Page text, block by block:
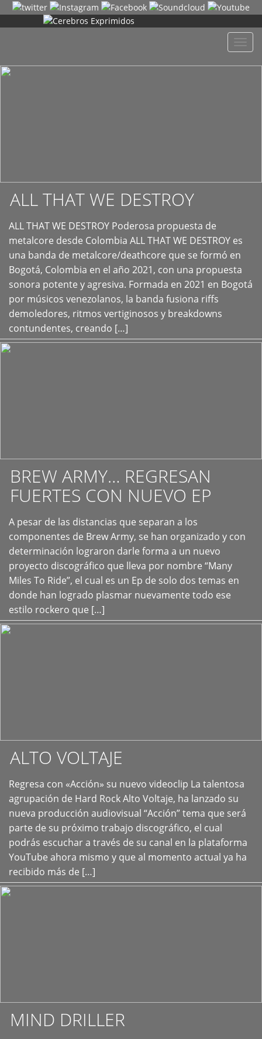
ALL THAT WE DESTROY
ALL THAT WE DESTROY Poderosa propuesta de
metalcore desde Colombia ALL THAT WE DESTROY es
una banda de metalcore/deathcore que se formó en
Bogotá, Colombia en el año 2021, con una propuesta
sonora potente y agresiva. Formada en 2021 en Bogotá
por músicos venezolanos, la banda fusiona riffs
demoledores, ritmos vertiginosos y breakdowns
contundentes, creando […]
+
BREW ARMY… REGRESAN
FUERTES CON NUEVO EP
A pesar de las distancias que separan a los
componentes de Brew Army, se han organizado y con
determinación lograron darle forma a un nuevo
proyecto discográfico que lleva por nombre “Many
Miles To Ride”, el cual es un Ep de solo dos temas en
donde han logrado plasmar nuevamente todo ese
estilo rockero que […]
+
ALTO VOLTAJE
Regresa con «Acción» su nuevo videoclip La talentosa
agrupación de Hard Rock Alto Voltaje, ha lanzado su
nueva producción audiovisual “Acción” tema que será
parte de su próximo trabajo discográfico, el cual
podrás escuchar a través de su canal en la plataforma
YouTube ahora mismo y que al momento actual ya ha
recibido más de […]
+
MIND DRILLER